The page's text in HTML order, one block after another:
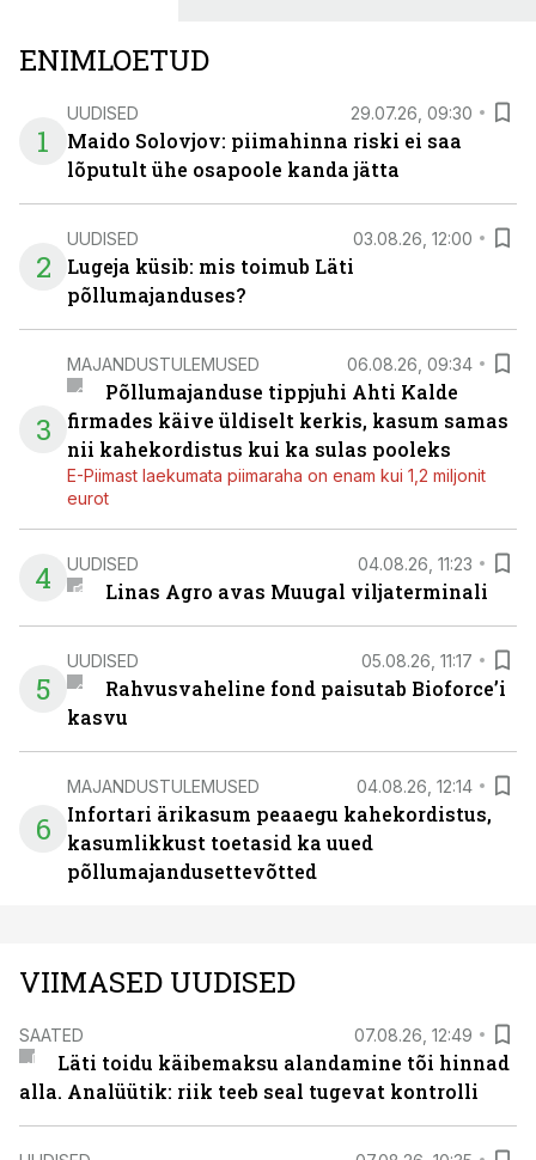
ENIMLOETUD
1
UUDISED 29.07.26, 09:30
Maido Solovjov: piimahinna riski ei saa
lõputult ühe osapoole kanda jätta
2
UUDISED 03.08.26, 12:00
Lugeja küsib: mis toimub Läti
põllumajanduses?
3
MAJANDUSTULEMUSED 06.08.26, 09:34
Põllumajanduse tippjuhi Ahti Kalde
firmades käive üldiselt kerkis, kasum samas
nii kahekordistus kui ka sulas pooleks
E-Piimast laekumata piimaraha on enam kui 1,2 miljonit
eurot
4 UUDISED 04.08.26, 11:23
Linas Agro avas Muugal viljaterminali
5
UUDISED 05.08.26, 11:17
Rahvusvaheline fond paisutab Bioforce’i
kasvu
6
MAJANDUSTULEMUSED 04.08.26, 12:14
Infortari ärikasum peaaegu kahekordistus,
kasumlikkust toetasid ka uued
põllumajandusettevõtted
VIIMASED UUDISED
SAATED 07.08.26, 12:49
Läti toidu käibemaksu alandamine tõi hinnad
alla. Analüütik: riik teeb seal tugevat kontrolli